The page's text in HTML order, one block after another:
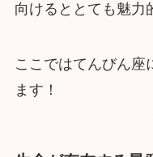
向けるととても魅力
ここではてんびん座
ます！